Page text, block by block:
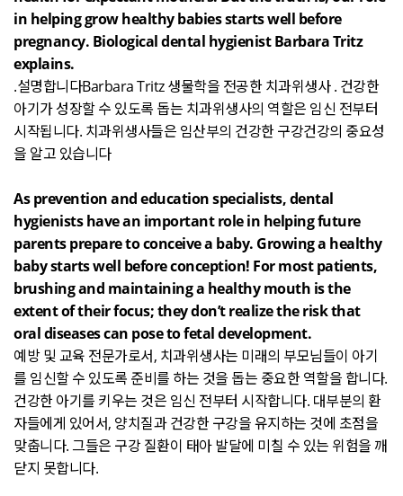
in helping grow healthy babies starts well before
pregnancy. Biological dental hygienist Barbara Tritz
explains.
.설명합니다Barbara Tritz 생물학을 전공한 치과위생사 . 건강한
아기가 성장할 수 있도록 돕는 치과위생사의 역할은 임신 전부터
시작됩니다. 치과위생사들은 임산부의 건강한 구강건강의 중요성
을 알고 있습니다
As prevention and education specialists, dental
hygienists have an important role in helping future
parents prepare to conceive a baby. Growing a healthy
baby starts well before conception! For most patients,
brushing and maintaining a healthy mouth is the
extent of their focus; they don’t realize the risk that
oral diseases can pose to fetal development.
예방 및 교육 전문가로서, 치과위생사는 미래의 부모님들이 아기
를 임신할 수 있도록 준비를 하는 것을 돕는 중요한 역할을 합니다.
건강한 아기를 키우는 것은 임신 전부터 시작합니다. 대부분의 환
자들에게 있어서, 양치질과 건강한 구강을 유지하는 것에 초점을
맞춥니다. 그들은 구강 질환이 태아 발달에 미칠 수 있는 위험을 깨
닫지 못합니다.